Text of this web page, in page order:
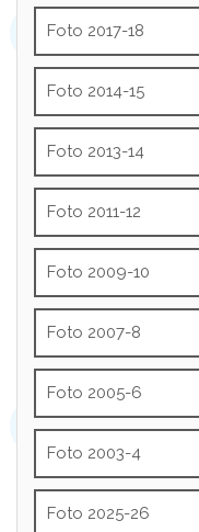
Foto 2017-18
Foto 2014-15
Foto 2013-14
Foto 2011-12
Foto 2009-10
Foto 2007-8
Foto 2005-6
Foto 2003-4
Foto 2025-26